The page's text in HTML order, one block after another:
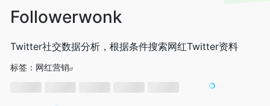
Followerwonk
Twitter社交数据分析，根据条件搜索网红Twitter资料
标签： 网红营销